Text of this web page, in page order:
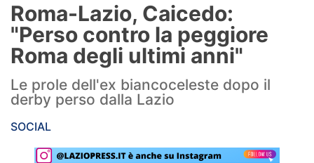
Formello
Infortuni
Primavera
Calciomercato
Lazio Women
Roma-Lazio, Caicedo:
"Perso contro la peggiore
Roma degli ultimi anni"
Le prole dell'ex biancoceleste dopo il
derby perso dalla Lazio
SOCIAL